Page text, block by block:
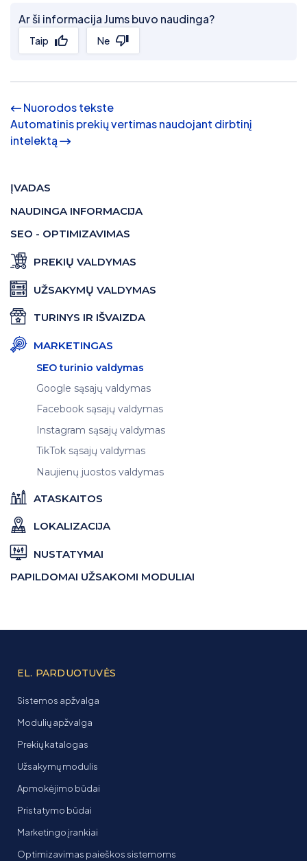
Ar ši informacija Jums buvo naudinga?
Taip Ne
Nuorodos tekste
Automatinis prekių vertimas naudojant dirbtinį
intelektą
ĮVADAS
NAUDINGA INFORMACIJA
SEO - OPTIMIZAVIMAS
PREKIŲ VALDYMAS
UŽSAKYMŲ VALDYMAS
TURINYS IR IŠVAIZDA
MARKETINGAS
SEO turinio valdymas
Google sąsajų valdymas
Facebook sąsajų valdymas
Instagram sąsajų valdymas
TikTok sąsajų valdymas
Naujienų juostos valdymas
ATASKAITOS
LOKALIZACIJA
NUSTATYMAI
PAPILDOMAI UŽSAKOMI MODULIAI
EL. PARDUOTUVĖS
Sistemos apžvalga
Modulių apžvalga
Prekių katalogas
Užsakymų modulis
Apmokėjimo būdai
Pristatymo būdai
Marketingo įrankiai
Optimizavimas paieškos sistemoms